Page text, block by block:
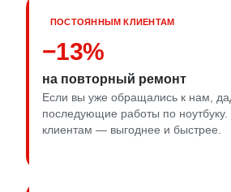
ПОСТОЯННЫМ КЛИЕНТАМ
−13%
на повторный ремонт
Если вы уже обращались к нам,
последующие работы по
клиентам — выгоднее и быстрее.